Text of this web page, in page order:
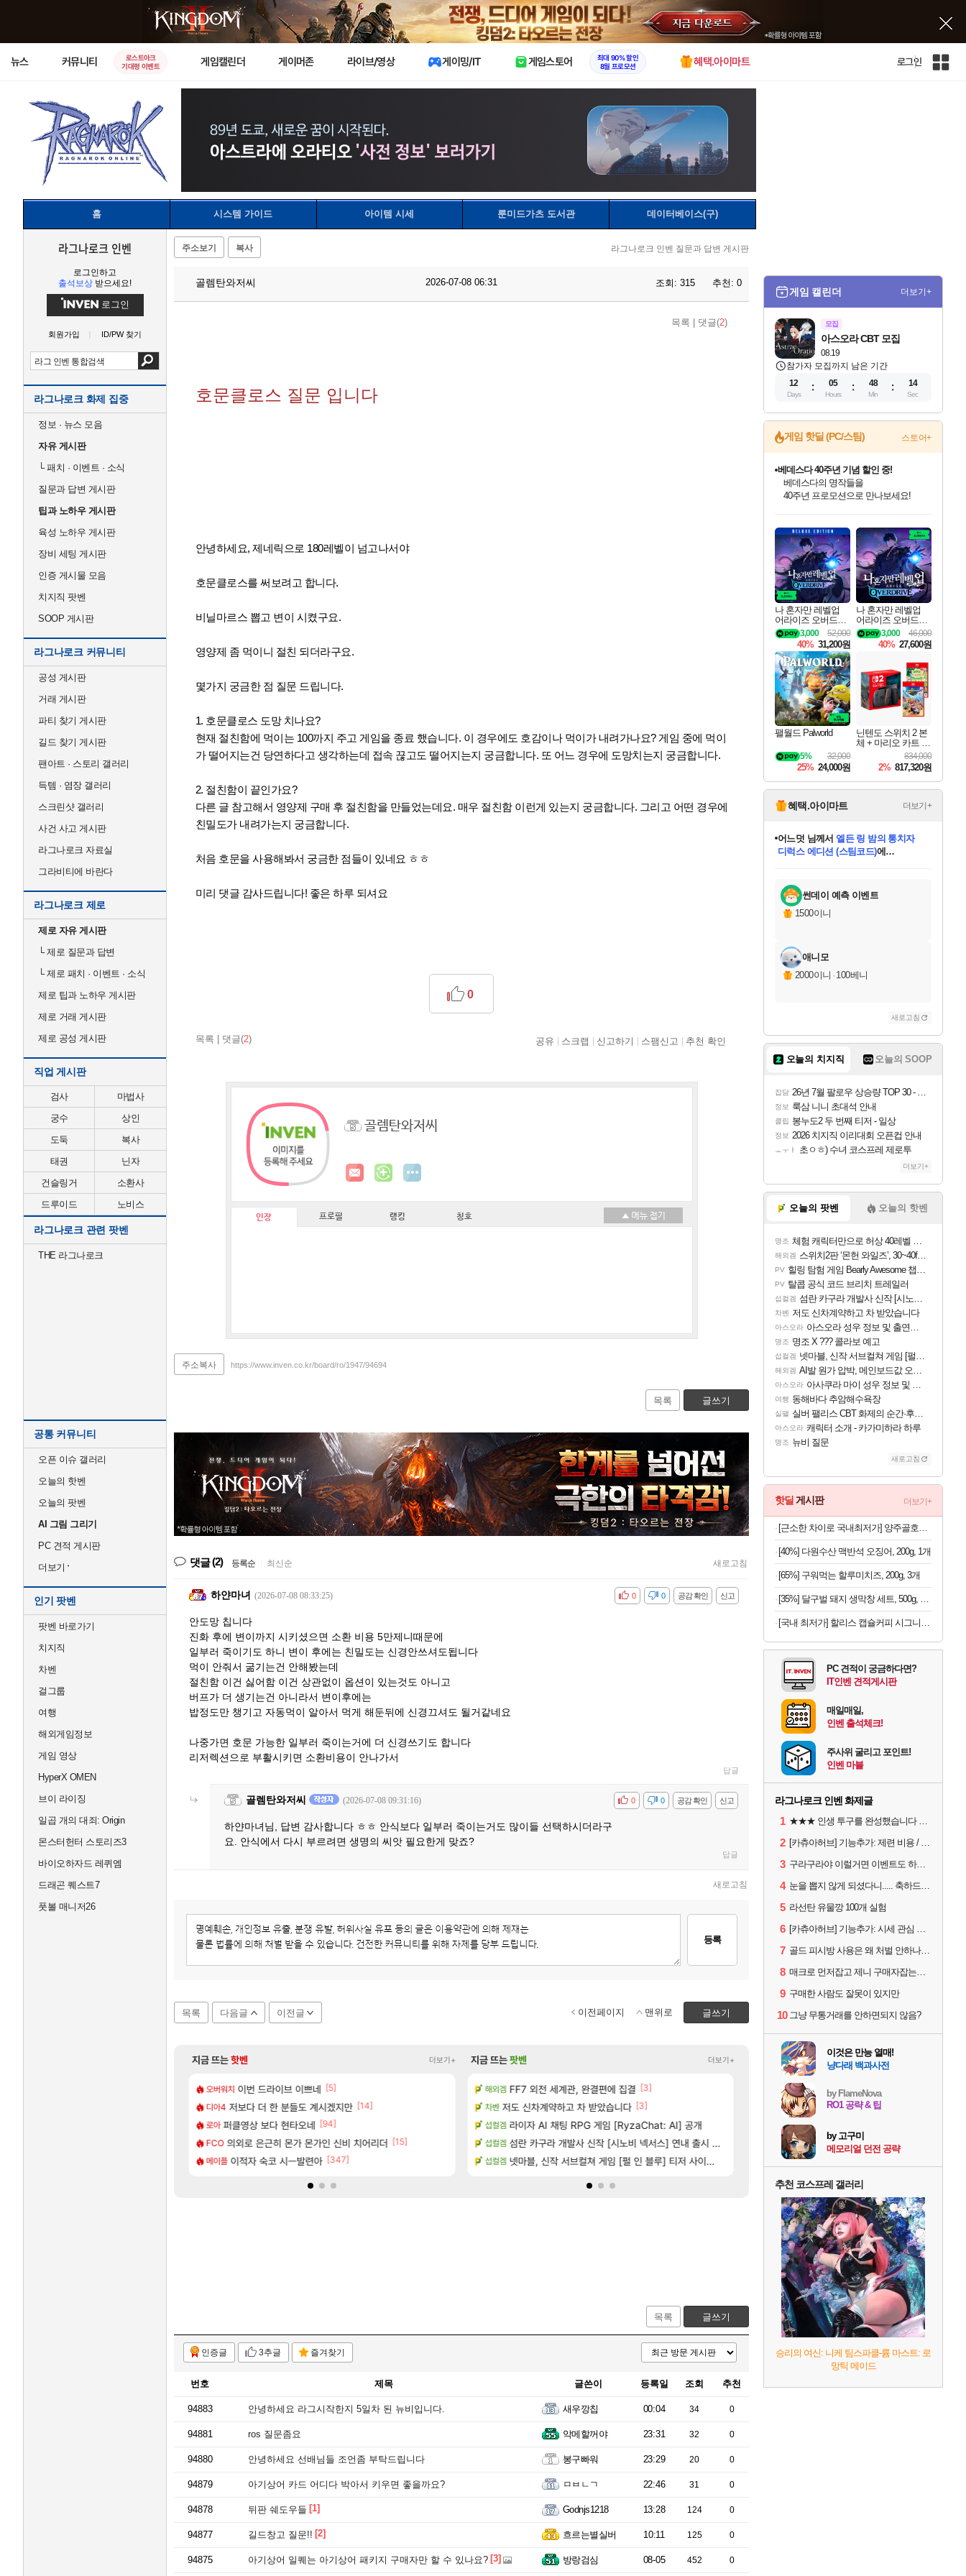
X
뉴스 커뮤니티
로스트아크
기대평 이벤트
게임캘린더 게이머존 라이브/영상 게이밍/IT 게임스토어
최대 90% 할인
8월 프로모션
혜택.아이마트 로그인
인
홈 시스템 가이드 아이템 시세 룬미드가츠 도서관 데이터베이스(구)
라그나로크 인벤
로그인하고
출석보상 받으세요!
로그인
회원가입 ID/PW 찾기
라그나로크 화제 집중
정보 · 뉴스 모음
자유 게시판
└패치 · 이벤트 · 소식
질문과 답변 게시판
팁과 노하우 게시판
육성 노하우 게시판
장비 세팅 게시판
인증 게시물 모음
치지직 팟벤
SOOP 게시판
라그나로크 커뮤니티
공성 게시판
거래 게시판
파티 찾기 게시판
길드 찾기 게시판
팬아트 · 스토리 갤러리
득템 · 염장 갤러리
스크린샷 갤러리
사건 사고 게시판
라그나로크 자료실
그라비티에 바란다
라그나로크 제로
제로 자유 게시판
└제로 질문과 답변
└제로 패치 · 이벤트 · 소식
제로 팁과 노하우 게시판
제로 거래 게시판
제로 공성 게시판
직업 게시판
검사
마법사
궁수
상인
도둑
복사
태권
닌자
건슬링거
소환사
드루이드
노비스
라그나로크 관련 팟벤
THE 라그나로크
공통 커뮤니티
오픈 이슈 갤러리
오늘의 핫벤
오늘의 팟벤
AI 그림 그리기
PC 견적 게시판
더보기
인기 팟벤
팟벤 바로가기
치지직
차벤
걸그룹
여행
해외게임정보
게임 영상
HyperX OMEN
브이 라이징
일곱 개의 대죄: Origin
몬스터헌터 스토리즈3
바이오하자드 레퀴엠
드래곤 퀘스트7
풋볼 매니저26
주소보기 복사 라그나로크 인벤 질문과 답변 게시판
골렘탄와저씨 2026-07-08 06:31 조회: 315 추천: 0
목록 댓글(2)
호문클로스 질문 입니다
안녕하세요, 제네릭으로 180레벨이 넘고나서야
호문클로스를 써보려고 합니다.
비닐마르스 뽑고 변이 시켰구요.
영양제 좀 먹이니 절친 되더라구요.
몇가지 궁금한 점 질문 드립니다.
1. 호문클로스 도망 치나요?
현재 절친함에 먹이는 100까지 주고 게임을 종료 했습니다. 이 경우에도 호감이나 먹이가 내려가나요? 게임 중에 먹이
가 떨어지는건 당연하다고 생각하는데 접속 끊고도 떨어지는지 궁금합니다. 또 어느 경우에 도망치는지 궁금합니다.
2. 절친함이 끝인가요?
다른 글 참고해서 영양제 구매 후 절친함을 만들었는데요. 매우 절친함 이런게 있는지 궁금합니다. 그리고 어떤 경우에
친밀도가 내려가는지 궁금합니다.
처음 호문을 사용해봐서 궁금한 점들이 있네요 ㅎㅎ
미리 댓글 감사드립니다! 좋은 하루 되셔요
목록 댓글(2)
0
공유 스크랩 신고하기 스팸신고 추천 확인
골렘탄와저씨
인장 프로필 랭킹 칭호
주소복사 https://www.inven.co.kr/board/ro/1947/94694
목록 글쓰기
댓글(2) 등록순 최신순 새로고침
하얀마녀 (2026-07-08 08:33:25) 신고
공감 확인
비공감 0
0
안도망 칩니다
진화 후에 변이까지 시키셨으면 소환 비용 5만제니때문에
일부러 죽이기도 하니 변이 후에는 친밀도는 신경안쓰셔도됩니다
먹이 안줘서 굶기는건 안해봤는데
절친함 이건 싫어함 이건 상관없이 옵션이 있는것도 아니고
버프가 더 생기는건 아니라서 변이후에는
밥정도만 챙기고 자동먹이 알아서 먹게 해둔뒤에 신경끄셔도 될거같네요
나중가면 호문 가능한 일부러 죽이는거에 더 신경쓰기도 합니다
리저렉션으로 부활시키면 소환비용이 안나가서
답글
골렘탄와저씨 (2026-07-08 09:31:16) 신고
공감 확인
비공감 0
0
하얀마녀님, 답변 감사합니다 ㅎㅎ 안식보다 일부러 죽이는거도 많이들 선택하시더라구
요. 안식에서 다시 부르려면 생명의 씨앗 필요한게 맞죠?
답글
새로고침
등록
목록 다음글 이전글 글쓰기
이전페이지 맨위로
지금 뜨는핫벤 더보기+
오버워치 이번 드라이브 이쁘네 [5]
디아4 저보다 더 한 분들도 계시겠지만 [14]
로아 퍼클영상 보다 현타오네 [94]
FCO 의외로 은근히 몬가 몬가인 신비 치어리더 [15]
메이플 이적자 숙코 시ㅡ발련아 [347]
디아4 (15시즌PTR) 악마술사 5경이 뜨네요
메이플 빵 가격이 24500원 이라길래 결제 취소하고 나왔다
로아 너넨 대난 함부로 가지 마라.. [45]
디아4 Ssf 정의를 내려 버린 디시인 [6]
메이플 게이머라면 필수로 알아야 할 것 [116]
로아 100:8 보다 효율이 좋은 상향된 아제나 ㄷㄷ
메이플 우리 나라의 주적은??
메이플 빵값 문의 후기
메이플 레테 재사용 17번 터짐
[76]
벨가 하드 찐 투력컷
지금 뜨는팟벤 더보기+
여행 7년만에 가족여행을 다녀왔습니다.
아스오라 「에린」 컨셉 포스터 공개
비스트 쿠를 먼저 보내서 기습하는 법
리싱크드 리싱크드 1.06 패치노트 (8/5)
비스트 비스트 오브 리인카네이션 정보/공략글 모음
해외겜 FF7 외전 세계관, 완결편에 집결 [3]
차벤 저도 신차계약하고 차 받았습니다 [3]
섭컬겜 라이자 AI 채팅 RPG 게임 [RyzaChat: AI] 공개
섭컬겜 섬란 카구라 개발사 신작 [시노비 넥서스] 연내 출시 예정
섭컬겜 넷마블, 신작 서브컬쳐 게임 [펄 인 블루] 티저 사이트 오픈
비스트 챕터별 길찾기/지도 공략 (1 ~ 12장)
아주프로 4컷 만화 | 야간 보초는 너무 힘들어
리밋제로 테스트 때는 로비에 온라인 기능이 있는데
해외겜 스위치2판 ‘몬헌 와일즈’, 30~40fps 목표
비스트 오브 리인카네이션 오픈 트레일러
목록 글쓰기
인증글 3추글 즐겨찾기
번호 제목 글쓴이 등록일 조회 추천
94883 안녕하세요 라그시작한지 5일차 된 뉴비입니다. 새우깡칩 00:04 34 0
94881 ros 질문좀요 악메할꺼야 23:31 32 0
94880 안녕하세요 선배님들 조언좀 부탁드립니다 봉구빠워 23:29 20 0
94879 아기상어 카드 어디다 박아서 키우면 좋을까요? ㅁㅂㄴㄱ 22:46 31 0
94878 뒤판 쉐도우들 [1] Godnjs1218 13:28 124 0
94877 길드창고 질문!! [2] 흐르는별실버 10:11 125 0
94875 아기상어 일퀘는 아기상어 패키지 구매자만 할 수 있나요? [3] 방랑검심 08-05 452 0
게임 캘린더 더보기+
모집
08.19
아스오라 CBT 모집
참가자 모집까지 남은 기간
12
Days
05
Hours
48
Min
12
Sec
게임 핫딜 (PC/스팀) 스토어+
최대 90% 할인가를 만나보세요!
네이버혜택과 함께 만나보세요!
50%할인&추가 적립까지!
이니&베니 혜택까지!
네이버 혜택가와 함께 예약하세요!
할인&네이버혜택으로 만나보세요!
네이버페이 혜택과 만나보세요!
베데스다 40주년 기념 할인 중!
베데스다의 명작들을
40주년 프로모션으로 만나보세요!
네이버 포인트 혜택까지!
할인가에 만나보세요!
일부 에디션 상시 할인!
혜택으로 예약 판매 중
편안하게 충전하세요
나 혼자만 레벨업
어라이즈 오버드라
이브 디럭스 에디션
Solo Leveling Arise
Overdrive Deluxe Edi
tion
52,000
3,000
40% 31,200원
나 혼자만 레벨업
어라이즈 오버드라
이브 Solo Leveling A
rise
46,000
3,000
40% 27,600원
팰월드 Palworld
32,000
5%
25% 24,000원
닌텐도 스위치 2 본
체 + 마리오 카트 월
드 + 포켓몬 포코피
아 번들
834,000
2% 817,320원
혜택.아이마트 더보기+
당첨되셨습니다.
당첨되셨습니다.
어느덧 님께서엘든 링 밤의 통치자
디럭스 에디션 (스팀코드)에
당첨되셨습니다.
에디션 (스팀코드)를 교환.
당첨되셨습니다.
당첨되셨습니다.
당첨되셨습니다.
당첨되셨습니다.
썬데이 예측 이벤트
1500이니
애니모
2000이니 · 100베니
새로고침
오늘의 치지직 오늘의 SOOP
잡담 26년 7월 팔로우 상승량 TOP 30 - 월간 치지직
정보 룩삼 니니 초대석 안내
클립 봉누도2 두 번째 티저 - 일상
정보 2026 치지직 이리대회 오픈컵 안내
ㅗㅜㅑ 초ㅇㅎ) 수녀 코스프레 제로투
더보기+
오늘의 팟벤 오늘의 핫벤
명조 체험 캐릭터만으로 허상 40레벨 하이와티아 5분 컷!｜에이메스·린네·모니에 명함
해외겜 스위치2판 ‘몬헌 와일즈’, 30~40fps 목표 추정
PV 힐링 탐험 게임 Bearly Awesome 챕터 1 트레일러
PV 탈콥 공식 코드 브리치 트레일러
섭컬겜 섬란 카구라 개발사 신작 [시노비 넥서스] 연내 출시 예정
차벤 저도 신차계약하고 차 받았습니다
아스오라 아스오라 성우 정보 및 출연작 모음
명조 명조 X ??? 콜라보 예고
섭컬겜 넷마블, 신작 서브컬쳐 게임 [펄 인 블루] 티저 사이트 오픈
해외겜 AI발 원가 압박, 메인보드값 오르나
아스오라 아사쿠라 마이 성우 정보 및 주요 필모
여행 동해바다 추암해수욕장
실팰 실버 팰리스 CBT 화제의 순간·후기 모음
아스오라 캐릭터 소개 - 카가미하라 하루
명조 뉴비 질문
새로고침
핫딜 게시판 더보기+
[근소한 차이로 국내최저가] 양주골호랑떡 문어발소떡 1kg
[40%] 다원수산 맥반석 오징어, 200g, 1개
[65%] 구워먹는 할루미치즈, 200g, 3개
[35%] 달구벌 돼지 생막창 세트, 500g, 2봉
[국내 최저가] 할리스 캡슐커피 시그니처 블렌드 10개입 x 10개
PC 견적이 궁금하다면?
IT인벤 견적게시판
매일매일,
인벤 출석체크!
주사위 굴리고 포인트!
인벤 마블
라그나로크 인벤 화제글
1 ★★★ 인생 투구를 완성했습니다 ★★★
2 [카츄아허브] 기능추가: 제련 비용 / 데미지 시뮬레이터 8월 5일자 아이템 반영
3 구라구라야 이럴거면 이벤트도 하루 연장해라 직장인들 1일차 버리게 하지말고?
4 눈을 뽑지 않게 되셨다니..... 축하드립니다.
5 라선탄 유물깡 100개 실험
6 [카츄아허브] 기능추가: 시세 관심 목록 / 인챈트 빨간약
7 골드 피시방 사용은 왜 처벌 안하나요?
8 매크로 먼저잡고 제니 구매자잡는게 맞는 순서아님?
9 구매한 사람도 잘못이 있지만
10 그냥 무통거래를 안하면되지 않음?
이것은 만능 열매!
냥다래 백과사전
by FlameNova
RO1 공략 & 팁
by 고구미
메모리얼 던전 공략
추천 코스프레 갤러리
승리의 여신: 니케 팀스파클-륨 마스트: 로
망틱 메이드